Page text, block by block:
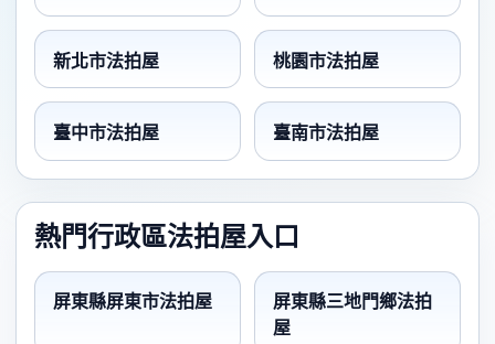
新北市法拍屋 桃園市法拍屋
臺中市法拍屋 臺南市法拍屋
熱門行政區法拍屋入口
屏東縣屏東市法拍屋
屏東縣三地門鄉法拍
屋